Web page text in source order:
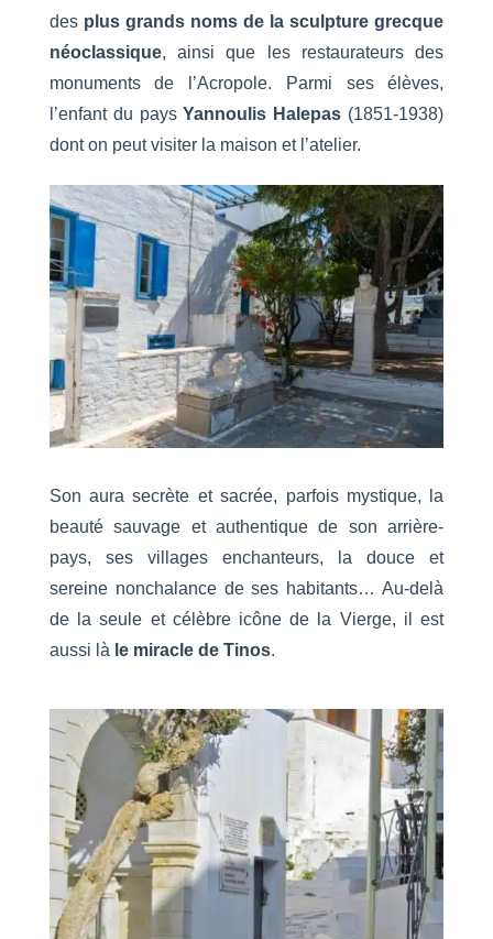
des plus grands noms de la sculpture grecque
néoclassique, ainsi que les restaurateurs des
monuments de l’Acropole. Parmi ses élèves,
l’enfant du paysYannoulis Halepas (1851-1938)
dont on peut visiter la maison et l’atelier.
Son aura secrète et sacrée, parfois mystique, la
beauté sauvage et authentique de son arrière-
pays, ses villages enchanteurs, la douce et
sereine nonchalance de ses habitants… Au-delà
de la seule et célèbre icône de la Vierge, il est
aussi là le miracle de Tinos.